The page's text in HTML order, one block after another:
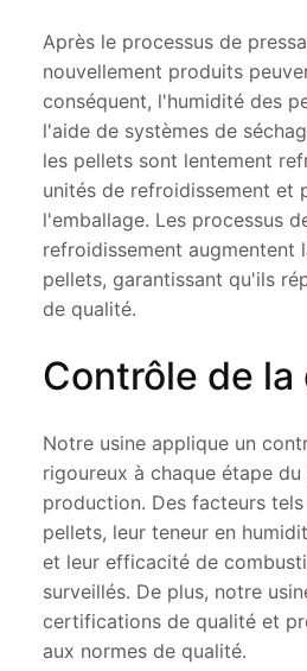
Après le processus de
nouvellement produits
conséquent, l'humidité des
l'aide de systèmes de
les pellets sont lentement
unités de refroidissement et
l'emballage. Les processus
refroidissement augmentent
pellets, garantissant qu'ils
de qualité.
Contrôle de la
Notre usine applique un
rigoureux à chaque étape
production. Des facteurs
pellets, leur teneur en
et leur efficacité de
surveillés. De plus, notre
certifications de qualité et
aux normes de qualité.